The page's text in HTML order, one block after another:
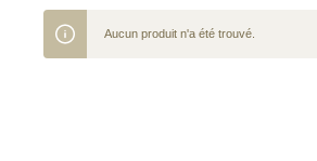
Aucun produit n'a été trouvé.